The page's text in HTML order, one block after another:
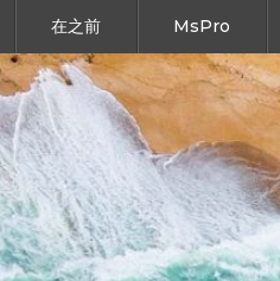
在之前 MsPro